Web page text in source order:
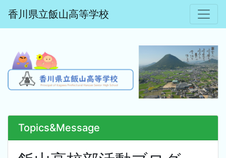
香川県立飯山高等学校
Topics&Message